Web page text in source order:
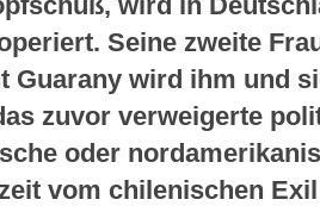
wird in
Seine zweite
Guarany wird ihm und
zuvor verweigerte
oder
vom chilenischen